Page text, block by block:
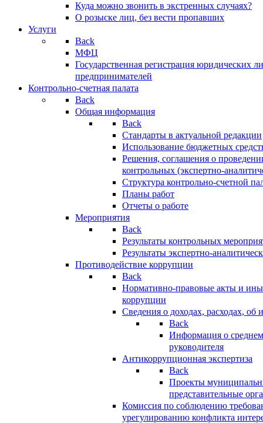
Куда можно звонить в экстренных случаях?
О розыске лиц, без вести пропавших
Услуги
Back
МФЦ
Государственная регистрация юридических
предпринимателей
Контрольно-счетная палата
Back
Общая информация
Back
Стандарты в актуальной редакции
Использование бюджетных
Решения, соглашения о
контрольных (экспертно-
Структура контрольно-счетной
Планы работ
Отчеты о работе
Мероприятия
Back
Результаты контрольных
Результаты экспертно-
Противодействие коррупции
Back
Нормативно-правовые акты и
коррупции
Сведения о доходах, расходах, об
Back
Информация о
руководителя
Антикоррупционная экспертиза
Back
Проекты
представительные
Комиссия по соблюдению
урегулированию конфликта